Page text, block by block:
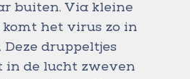
buiten. Via kleine
het virus zo in
Deze druppeltjes
in de lucht zweven